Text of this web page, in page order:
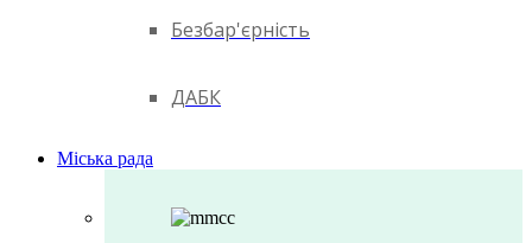
Безбар'єрність
ДАБК
Міська рада